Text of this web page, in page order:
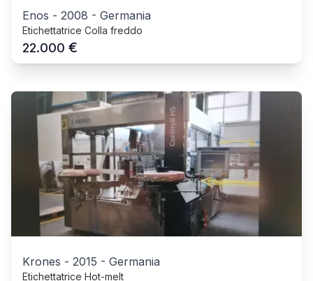
Enos - 2008 - Germania
Etichettatrice Colla freddo
22.000 €
Krones - 2015 - Germania
Etichettatrice Hot-melt